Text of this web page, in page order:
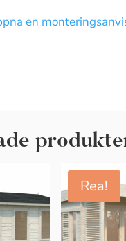
en
Rea!